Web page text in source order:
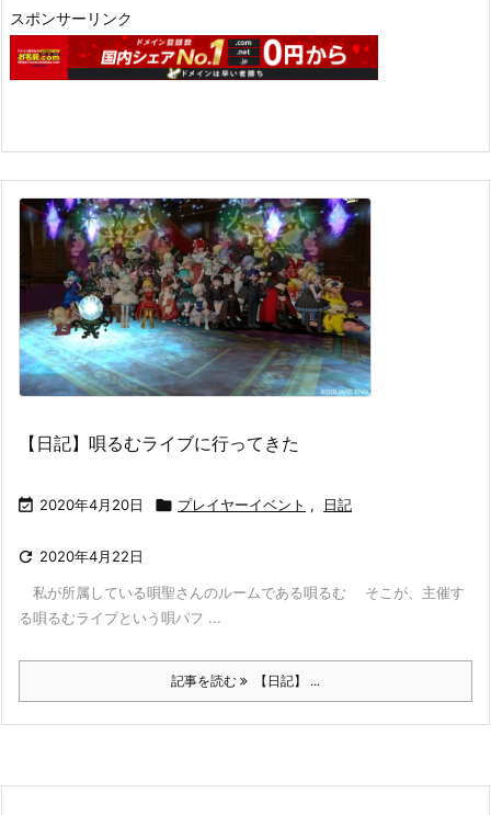
スポンサーリンク
【日記】唄るむライブに行ってきた
 2020年4月20日  プレイヤーイベント , 日記
 2020年4月22日
私が所属している唄聖さんのルームである唄るむ そこが、主催す
る唄るむライブという唄パフ ...
記事を読む 【日記】 ...